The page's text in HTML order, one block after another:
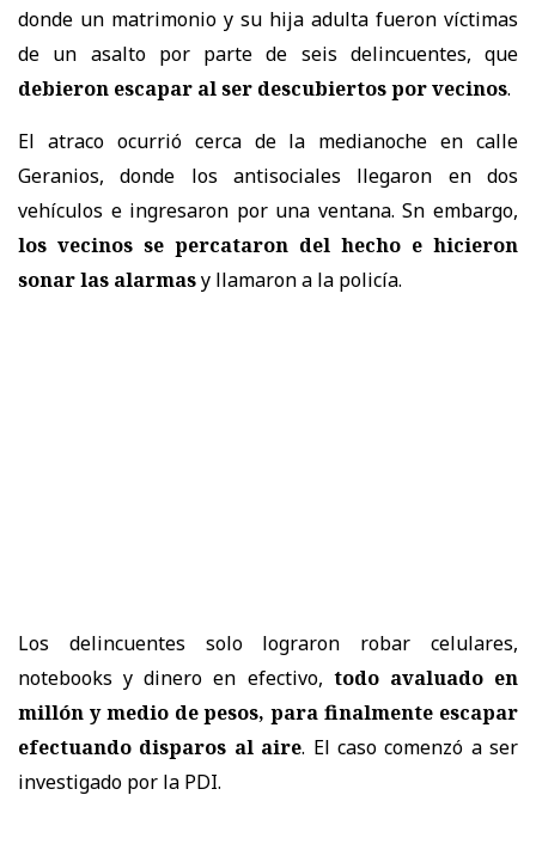
donde un matrimonio y su hija adulta fueron víctimas
de un asalto por parte de seis delincuentes, que
debieron escapar al ser descubiertos por vecinos.
El atraco ocurrió cerca de la medianoche en calle
Geranios, donde los antisociales llegaron en dos
vehículos e ingresaron por una ventana. Sn embargo,
los vecinos se percataron del hecho e hicieron
sonar las alarmasy llamaron a la policía.
Los delincuentes solo lograron robar celulares,
notebooks y dinero en efectivo, todo avaluado en
millón y medio de pesos, para finalmente escapar
efectuando disparos al aire. El caso comenzó a ser
investigado por la PDI.